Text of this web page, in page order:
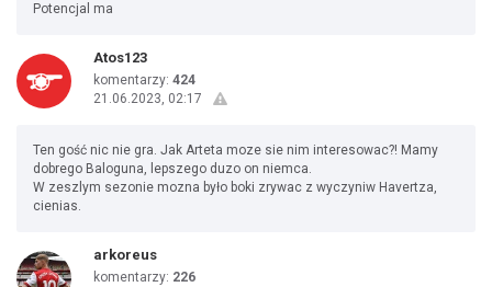
Potencjal ma
Atos123
komentarzy: 424
21.06.2023, 02:17
Ten gość nic nie gra. Jak Arteta moze sie nim interesowac?! Mamy
dobrego Baloguna, lepszego duzo on niemca.
W zeszlym sezonie mozna było boki zrywac z wyczyniw Havertza,
cienias.
arkoreus
komentarzy: 226